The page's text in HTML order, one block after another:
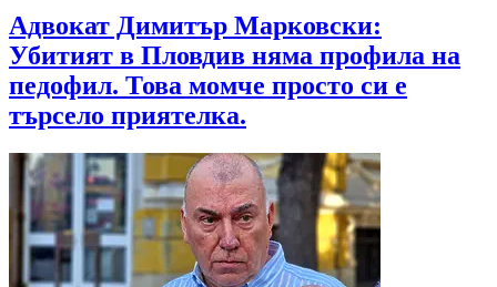
Адвокат Димитър Марковски:
Убитият в Пловдив няма профила на
педофил. Това момче просто си е
търсело приятелка.